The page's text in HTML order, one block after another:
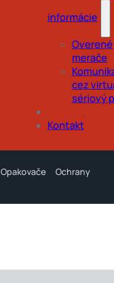
informácie
Overené
merače
cez
sériový
Kontakt
Opakovače
Ochrany